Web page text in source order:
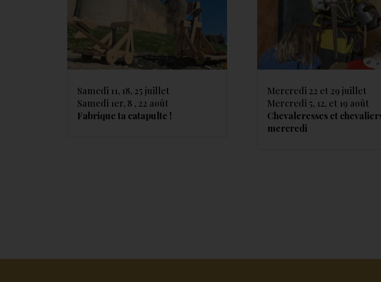
Samedi 11, 18, 25 juillet
Samedi 1er, 8 , 22 août
Fabrique ta catapulte !
Mercredi 22 et 29 juillet
Mercredi 5, 12, et 19 août
Chevaleresses et
mercredi